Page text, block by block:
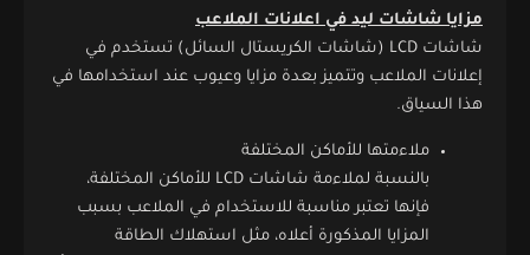
مزايا شاشات ليد في اعلانات الملاعب
شاشات LCD (شاشات الكريستال السائل) تستخدم في
إعلانات الملاعب وتتميز بعدة مزايا وعيوب عند استخدامها في
هذا السياق.
ملاءمتها للأماكن المختلفة
بالنسبة لملاءمة شاشات LCD للأماكن المختلفة،
فإنها تعتبر مناسبة للاستخدام في الملاعب بسبب
المزايا المذكورة أعلاه، مثل استهلاك الطاقة